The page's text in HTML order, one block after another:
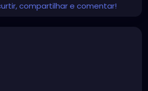
compartilhar e comentar!